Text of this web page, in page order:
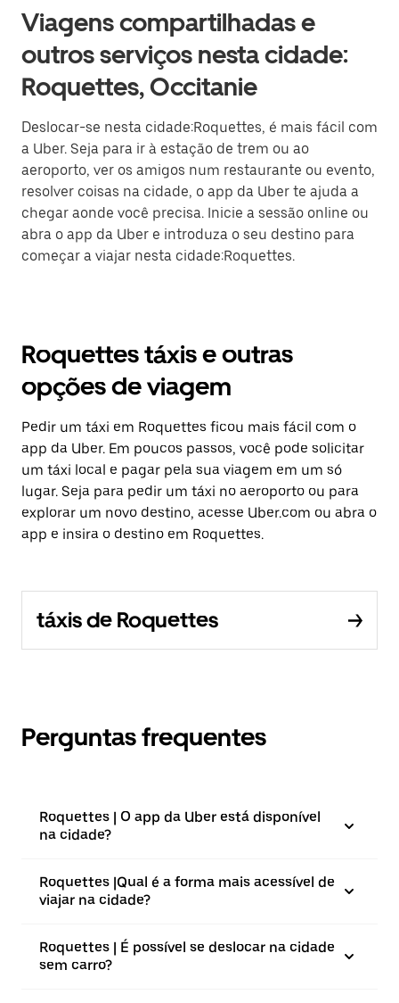
Viagens compartilhadas e
outros serviços nesta cidade:
Roquettes, Occitanie
Deslocar-se nesta cidade:Roquettes, é mais fácil com
a Uber. Seja para ir à estação de trem ou ao
aeroporto, ver os amigos num restaurante ou evento,
resolver coisas na cidade, o app da Uber te ajuda a
chegar aonde você precisa. Inicie a sessão online ou
abra o app da Uber e introduza o seu destino para
começar a viajar nesta cidade:Roquettes.
Roquettes táxis e outras
opções de viagem
Pedir um táxi em Roquettes ficou mais fácil com o
app da Uber. Em poucos passos, você pode solicitar
um táxi local e pagar pela sua viagem em um só
lugar. Seja para pedir um táxi no aeroporto ou para
explorar um novo destino, acesse Uber.com ou abra o
app e insira o destino em Roquettes.
táxis de Roquettes
Perguntas frequentes
Roquettes | O app da Uber está disponível
na cidade?
Roquettes |⁠Qual é a forma mais acessível de
viajar na cidade?
Roquettes | É possível se deslocar na cidade
sem carro?